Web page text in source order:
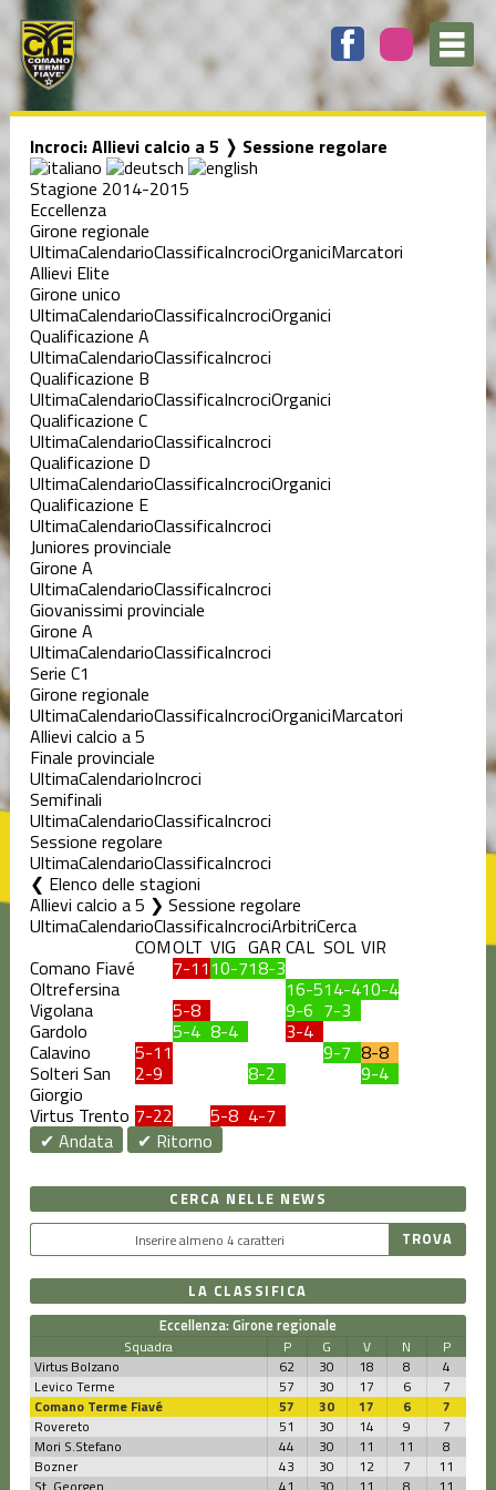
Incroci: Allievi calcio a 5 ❭ Sessione regolare
Stagione 2014-2015
Eccellenza
Girone regionale
UltimaCalendarioClassificaIncrociOrganiciMarcatori
Allievi Elite
Girone unico
UltimaCalendarioClassificaIncrociOrganici
Qualificazione A
UltimaCalendarioClassificaIncroci
Qualificazione B
UltimaCalendarioClassificaIncrociOrganici
Qualificazione C
UltimaCalendarioClassificaIncroci
Qualificazione D
UltimaCalendarioClassificaIncrociOrganici
Qualificazione E
UltimaCalendarioClassificaIncroci
Juniores provinciale
Girone A
UltimaCalendarioClassificaIncroci
Giovanissimi provinciale
Girone A
UltimaCalendarioClassificaIncroci
Serie C1
Girone regionale
UltimaCalendarioClassificaIncrociOrganiciMarcatori
Allievi calcio a 5
Finale provinciale
UltimaCalendarioIncroci
Semifinali
UltimaCalendarioClassificaIncroci
Sessione regolare
UltimaCalendarioClassificaIncroci
Elenco delle stagioni
Allievi calcio a 5 ❯ Sessione regolare
UltimaCalendarioClassificaIncrociArbitriCerca
COMOLT VIG GAR CAL SOL VIR
Comano Fiavé 7-1110-718-3
Oltrefersina 16-514-410-4
Vigolana 5-8 9-6 7-3
Gardolo 5-4 8-4 3-4
Calavino 5-11 9-7 8-8
Solteri San
Giorgio
2-9 8-2
9-4
Virtus Trento 7-22 5-8 4-7
✔ Andata
✔ Ritorno
CERCA NELLE NEWS
LA CLASSIFICA
Eccellenza: Girone regionale
Squadra P G V N
P
Virtus Bolzano
62 30 18 8
4
Levico Terme
57 30 17 6
7
Comano Terme Fiavé
57 30 17 6
7
Rovereto
51 30 14 9
7
Mori S.Stefano
44 30 11 11
8
Bozner
43 30 12 7
11